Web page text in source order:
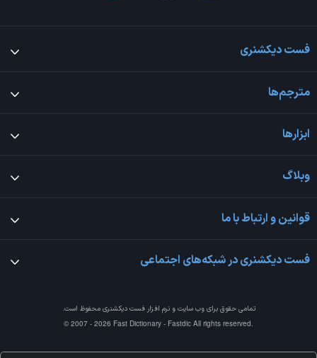
فست دیکشنری
مترجم‌ها
ابزارها
وبلاگ
قوانین و ارتباط با ما
فست دیکشنری در شبکه‌های اجتماعی
تمامی حقوق برای وب سایت و نرم افزارفست دیکشنری محفوظ است.
© 2007 - 2026 Fast Dictionary - Fastdic All rights reserved.